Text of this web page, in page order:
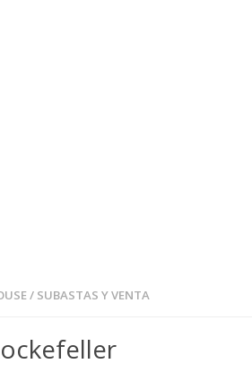
/ SUBASTAS Y VENTA